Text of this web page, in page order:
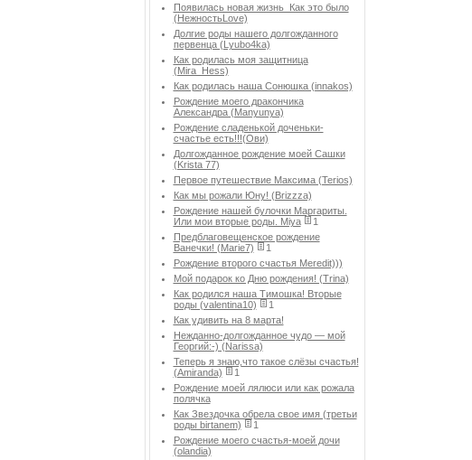
Появилась новая жизнь_Как это было
(НежностьLove)
Долгие роды нашего долгожданного
первенца (Lyubo4ka)
Как родилась моя защитница
(Mira_Hess)
Как родилась наша Сонюшка (innakos)
Рождение моего дракончика
Александра (Manyunya)
Рождение сладенькой доченьки-
счастье есть!!!(Ови)
Долгожданное рождение моей Сашки
(Krista 77)
Первое путешествие Максима (Terios)
Как мы рожали Юну! (Brizzza)
Рождение нашей булочки Маргариты.
Или мои вторые роды. Miya
1
Предблаговещенское рождение
Ванечки! (Marie7)
1
Рождение второго счастья Meredit)))
Мой подарок ко Дню рождения! (Trina)
Как родился наша Тимошка! Вторые
роды (valentina10)
1
Как удивить на 8 марта!
Нежданно-долгожданное чудо — мой
Георгий:-) (Narissa)
Теперь я знаю,что такое слёзы счастья!
(Amiranda)
1
Рождение моей лялюси или как рожала
полячка
Как Звездочка обрела свое имя (третьи
роды birtanem)
1
Рождение моего счастья-моей дочи
(olandia)